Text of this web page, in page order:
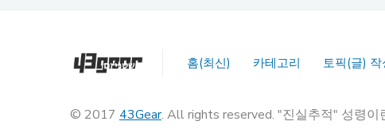
홈(최신) 카테고리 토픽(글) 작
© 2017 43Gear. All rights reserved. "진실추적" 성령이